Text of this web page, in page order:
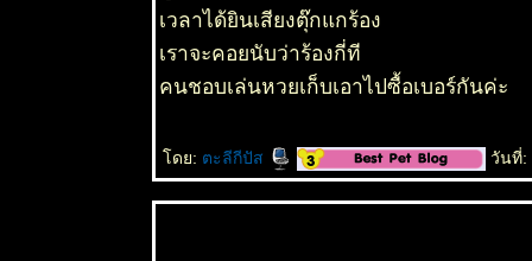
เวลาได้ยินเสียงตุ๊กแกร้อง
เราจะคอยนับว่าร้องกี่ที
คนชอบเล่นหวยเก็บเอาไปซื้อเบอร์กันค่ะ
ดย: ตะลีกีปัส วันที่: